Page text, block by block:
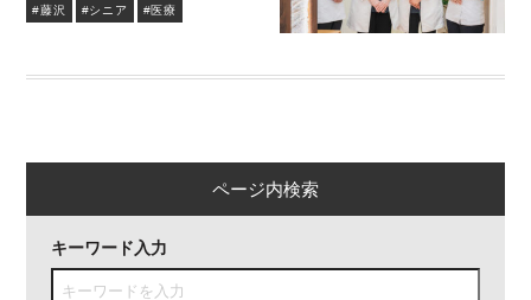
#藤沢 #シニア #医療
ページ内検索
キーワード入力